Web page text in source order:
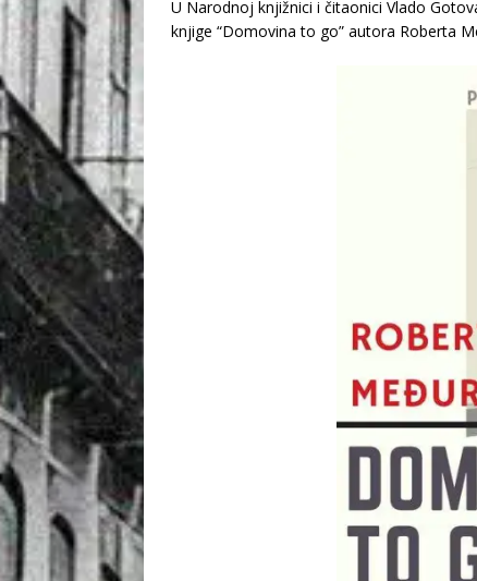
U Narodnoj knjižnici i čitaonici Vlado
knjige “Domovina to go” autora Roberta